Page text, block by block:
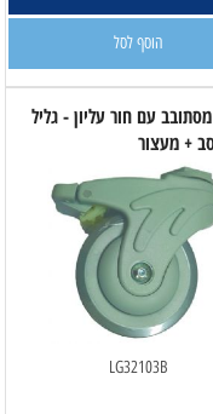
הוסף לסל
גלגל "3 מסתובב עם חור עליון - גליל
LG32103B